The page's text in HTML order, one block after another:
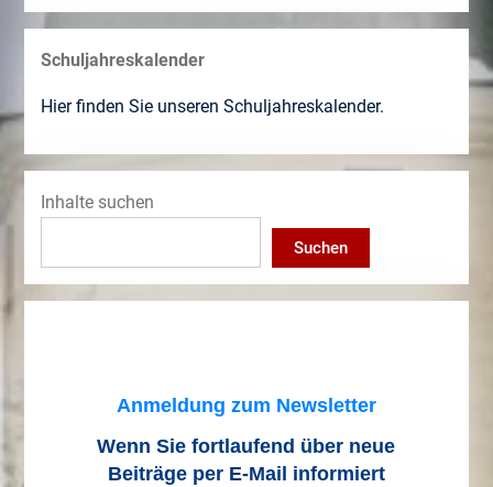
Schuljahreskalender
Hier finden Sie unseren Schuljahreskalender.
Inhalte suchen
Suchen
Anmeldung zum Newsletter
Wenn Sie fortlaufend über neue
Beiträge per E-Mail informiert